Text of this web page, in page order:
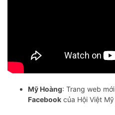
Mỹ Hoàng: Trang web mới
Facebook của Hội Việt Mỹ